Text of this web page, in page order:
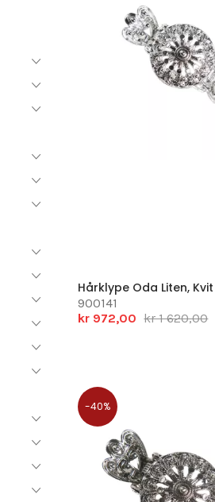
Hårklype Oda Liten, Kvit
900141
kr 972,00 kr 1 620,00
-40%